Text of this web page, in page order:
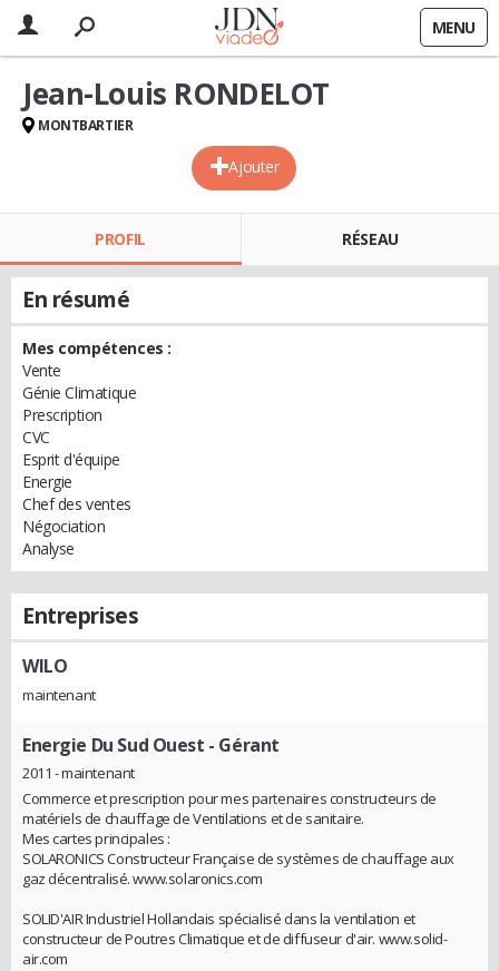
MENU
Ajouter
Jean-Louis RONDELOT
MONTBARTIER
PROFIL RÉSEAU
En résumé
Mes compétences :
Vente
Génie Climatique
Prescription
CVC
Esprit d'équipe
Energie
Chef des ventes
Négociation
Analyse
Entreprises
WILO
maintenant
Energie Du Sud Ouest - Gérant
2011 - maintenant
Commerce et prescription pour mes partenaires constructeurs de
matériels de chauffage de Ventilations et de sanitaire.
Mes cartes principales :
SOLARONICS Constructeur Française de systèmes de chauffage aux
gaz décentralisé. www.solaronics.com
SOLID'AIR Industriel Hollandais spécialisé dans la ventilation et
constructeur de Poutres Climatique et de diffuseur d'air. www.solid-
air.com